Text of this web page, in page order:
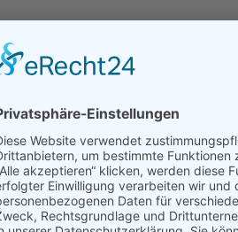
Mutter ist seine Familie von England
entführt wird und auch Parker und Emma
die Suche nach ihrem Vater und
freuen; endlich erscheint ein neues
- erneut gelingt es der Autorin mit